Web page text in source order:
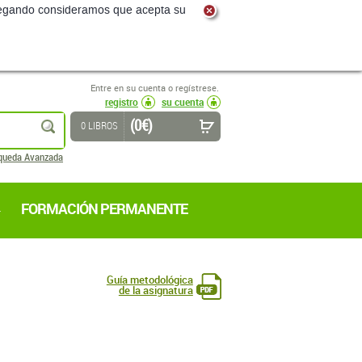
consideramos que acepta su
Entre en su cuenta o regístrese.
registro
su cuenta
buscar
Avanzada
0 LIBROS (0 €)
FORMACIÓN PERMANENTE
Guía metodológica
de la asignatura